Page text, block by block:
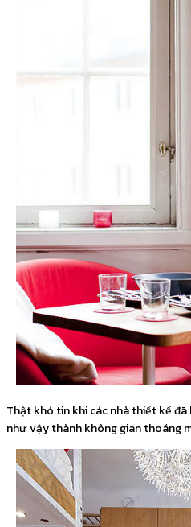
Thật khó tin khi các nhà thiết kế
như vậy thành không gian thoáng